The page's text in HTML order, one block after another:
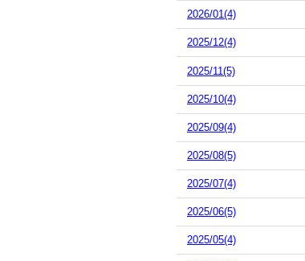
2026/01(4)
2025/12(4)
2025/11(5)
2025/10(4)
2025/09(4)
2025/08(5)
2025/07(4)
2025/06(5)
2025/05(4)